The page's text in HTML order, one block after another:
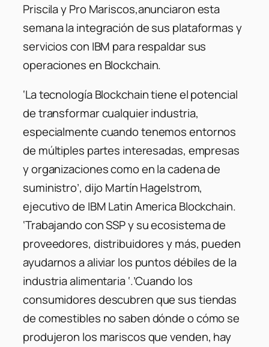
Priscila y Pro Mariscos,anunciaron esta
semana la integración de sus plataformas y
servicios con IBM para respaldar sus
operaciones en Blockchain.
‘La tecnología Blockchain tiene el potencial
de transformar cualquier industria,
especialmente cuando tenemos entornos
de múltiples partes interesadas, empresas
y organizaciones como en la cadena de
suministro’, dijo Martín Hagelstrom,
ejecutivo de IBM Latin America Blockchain.
‘Trabajando con SSP y su ecosistema de
proveedores, distribuidores y más, pueden
ayudarnos a aliviar los puntos débiles de la
industria alimentaria ‘.’Cuando los
consumidores descubren que sus tiendas
de comestibles no saben dónde o cómo se
produjeron los mariscos que venden, hay